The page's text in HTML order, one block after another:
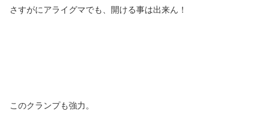
さすがにアライグマでも、開ける事は出来ん！
このクランプも強力。